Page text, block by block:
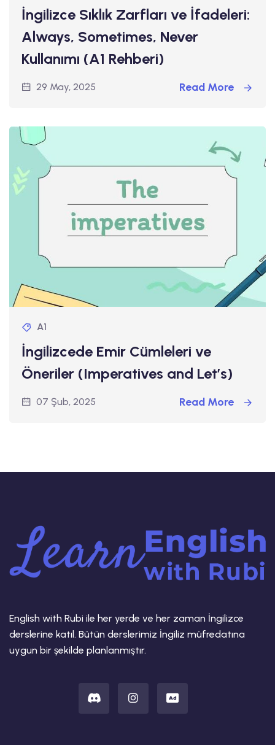
İngilizce Sıklık Zarfları ve İfadeleri:
Always, Sometimes, Never
Kullanımı (A1 Rehberi)
29 May, 2025 Read More
A1
İngilizcede Emir Cümleleri ve
Öneriler (Imperatives and Let’s)
07 Şub, 2025 Read More
English with Rubi ile her yerde ve her zaman İngilizce
derslerine katıl. Bütün derslerimiz İngiliz müfredatına
uygun bir şekilde planlanmıştır.